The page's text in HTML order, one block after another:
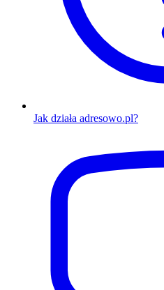
Jak działa adresowo.pl?